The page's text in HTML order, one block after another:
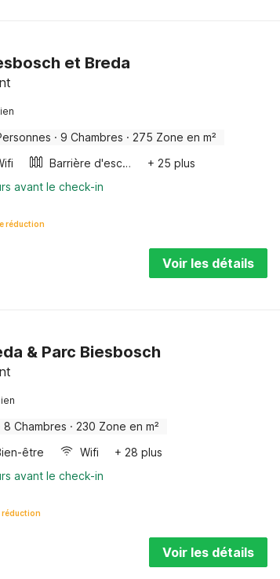
et Breda
· 9 Chambres · 275 Zone en m²
Barrière d'escalier
+ 25 plus
avant le check-in
réduction
Voir les détails
& Parc Biesbosch
8 Chambres · 230 Zone en m²
être Wifi
+ 28 plus
avant le check-in
réduction
Voir les détails